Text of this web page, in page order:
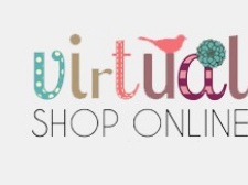
la
navegación
al
contenido